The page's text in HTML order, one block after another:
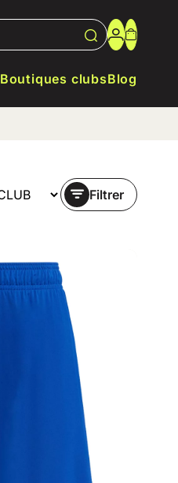
Boutiques clubsBlog
Filtrer